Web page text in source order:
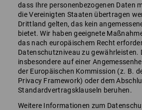
dass Ihre personenbezogenen Daten
die Vereinigten Staaten übertragen
Drittland gelten, das kein
bietet. Wir haben geeignete
das nach europäischem Recht
Datenschutzniveau zu gewährleisten.
insbesondere auf einer
der Europäischen Kommission (z. B.
Privacy Framework) oder dem
Standardvertragsklauseln beruhen.
Weitere Informationen zum